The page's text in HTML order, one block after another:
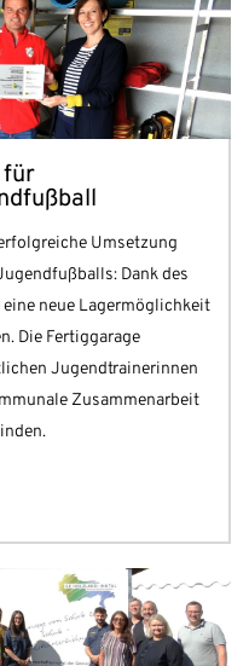
für
Umsetzung
Dank des
neue Lagermöglichkeit
Die Fertiggarage
Jugendtrainerinnen
Zusammenarbeit